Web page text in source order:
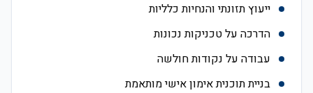
ייעוץ תזונתי והנחיות כלליות
הדרכה על טכניקות נכונות
עבודה על נקודות חולשה
בניית תוכנית אימון אישי מותאמת